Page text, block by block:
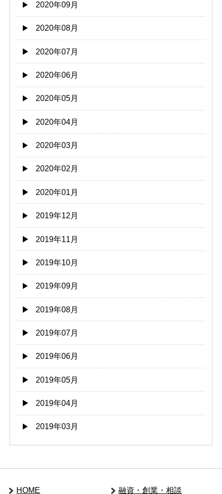
2020年09月
2020年08月
2020年07月
2020年06月
2020年05月
2020年04月
2020年03月
2020年02月
2020年01月
2019年12月
2019年11月
2019年10月
2019年09月
2019年08月
2019年07月
2019年06月
2019年05月
2019年04月
2019年03月
HOME 融資・創業・相談